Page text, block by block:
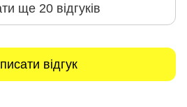
ще 20 відгуків
відгук